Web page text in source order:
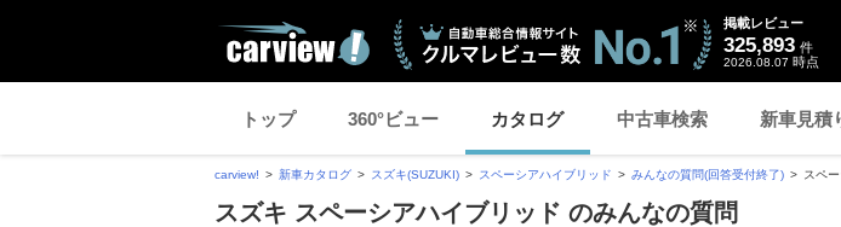
掲載レビュー
325,893 件
2026.08.07 時点
トップ 360°ビュー カタログ 中古車検索 新車見積
carview! 新車カタログ スズキ(SUZUKI) スペーシアハイブリッド みんなの質問(回答受付終了) スペ
スズキ スペーシアハイブリッド のみんなの質問